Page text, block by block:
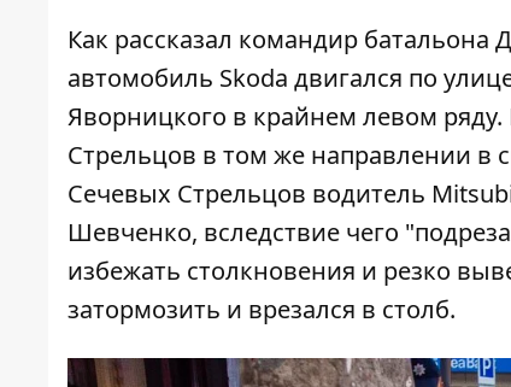
Как рассказал командир
автомобиль Skoda двигался по
Яворницкого в крайнем левом
Стрельцов в том же направлении в
Сечевых Стрельцов водитель
Шевченко, вследствие чего
избежать столкновения и резко
затормозить и врезался в столб.